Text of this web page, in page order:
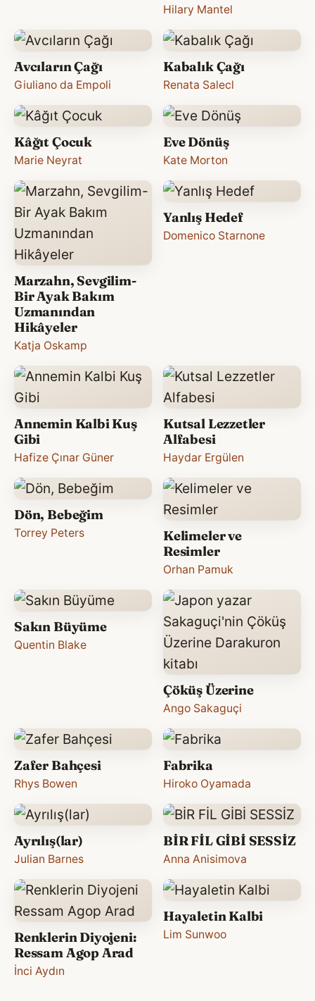
Hilary Mantel
Avcıların Çağı
Giuliano da Empoli
Kabalık Çağı
Renata Salecl
Kâğıt Çocuk
Marie Neyrat
Eve Dönüş
Kate Morton
Marzahn, Sevgilim-
Bir Ayak Bakım
Uzmanından
Hikâyeler
Katja Oskamp
Yanlış Hedef
Domenico Starnone
Annemin Kalbi Kuş
Gibi
Hafize Çınar Güner
Kutsal Lezzetler
Alfabesi
Haydar Ergülen
Dön, Bebeğim
Torrey Peters
Kelimeler ve
Resimler
Orhan Pamuk
Sakın Büyüme
Quentin Blake
Çöküş Üzerine
Ango Sakaguçi
Zafer Bahçesi
Rhys Bowen
Fabrika
Hiroko Oyamada
Ayrılış(lar)
Julian Barnes
BİR FİL GİBİ SESSİZ
Anna Anisimova
Renklerin Diyojeni:
Ressam Agop Arad
İnci Aydın
Hayaletin Kalbi
Lim Sunwoo